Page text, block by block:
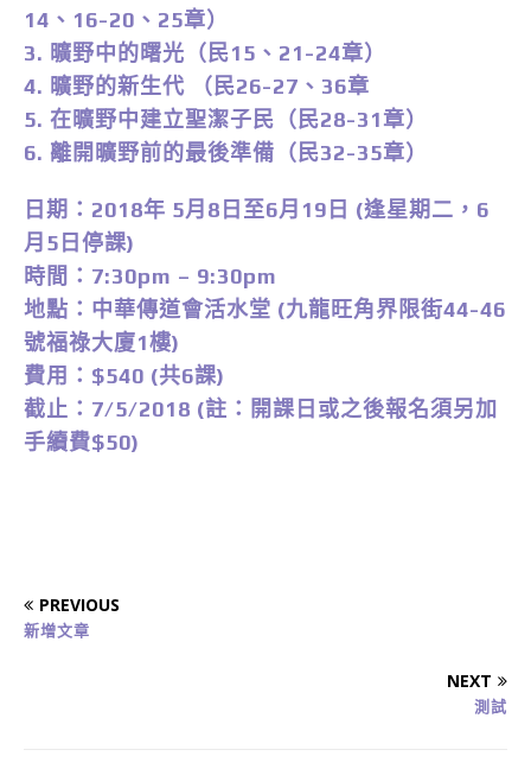
14、16-20、25章）
3. 曠野中的曙光（民15、21-24章）
4. 曠野的新生代 （民26-27、36章
5. 在曠野中建立聖潔子民（民28-31章）
6. 離開曠野前的最後準備（民32-35章）
日期：2018年 5月8日至6月19日 (逢星期二，6
月5日停課)
時間：7:30pm – 9:30pm
地點：中華傳道會活水堂 (九龍旺角界限街44-46
號福祿大廈1樓)
費用：$540 (共6課)
截止：7/5/2018 (註：開課日或之後報名須另加
手續費$50)
PREVIOUS
新增文章
NEXT
測試